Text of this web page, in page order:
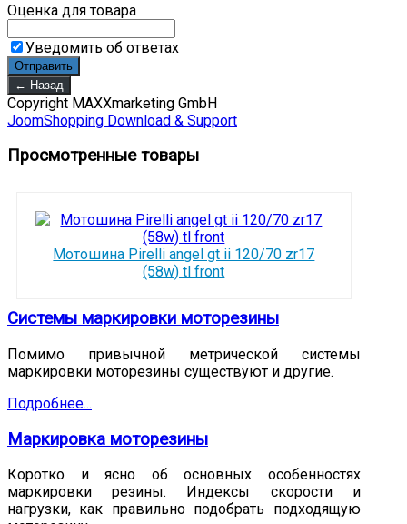
Оценка для товара
Уведомить об ответах
Copyright MAXXmarketing GmbH
JoomShopping Download & Support
Просмотренные товары
Мотошина Pirelli angel gt ii 120/70 zr17
(58w) tl front
Системы маркировки моторезины
Помимо привычной метрической системы
маркировки моторезины существуют и другие.
Подробнее...
Маркировка моторезины
Коротко и ясно об основных особенностях
маркировки резины. Индексы скорости и
нагрузки, как правильно подобрать подходящую